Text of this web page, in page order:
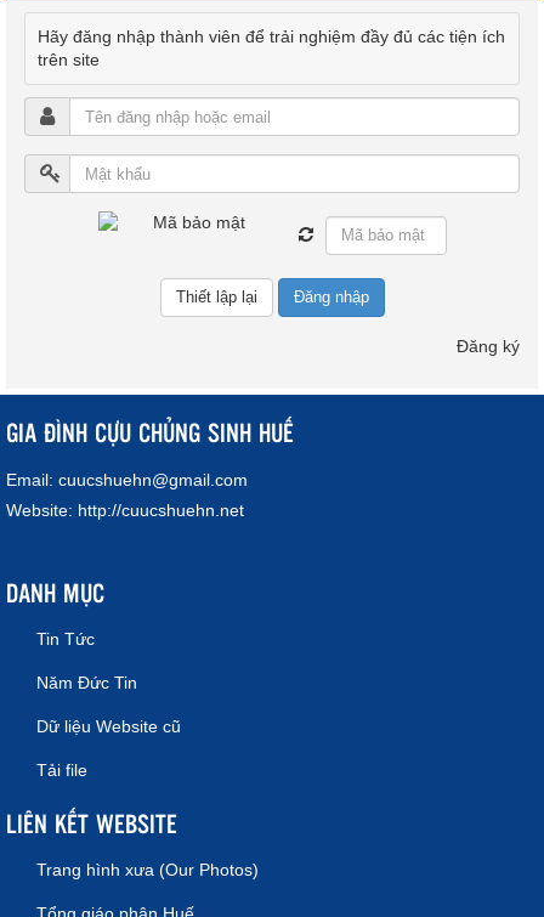
Hãy đăng nhập thành viên để trải nghiệm đầy đủ các tiện ích
trên site
Đăng nhập
Đăng ký
GIA ĐÌNH CỰU CHỦNG SINH HUẾ
Email: cuucshuehn@gmail.com
Website: http://cuucshuehn.net
DANH MỤC
Tin Tức
Năm Đức Tin
Dữ liệu Website cũ
Tải file
LIÊN KẾT WEBSITE
Trang hình xưa (Our Photos)